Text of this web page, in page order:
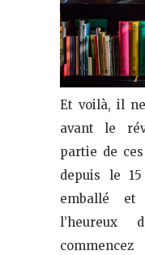
Et voilà, il
avant le
partie de
depuis le
emballé
l’heureux